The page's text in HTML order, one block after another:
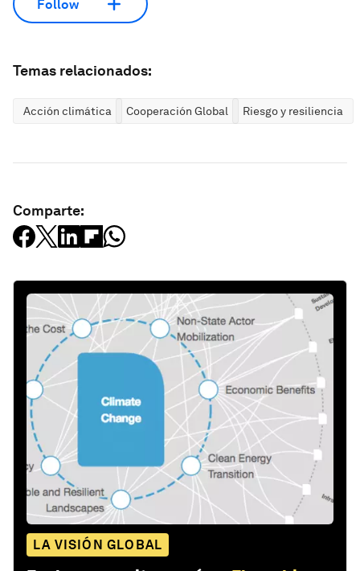
Follow
Temas relacionados:
Acción climática Cooperación Global Riesgo y resiliencia
Comparte:
LA VISIÓN GLOBAL